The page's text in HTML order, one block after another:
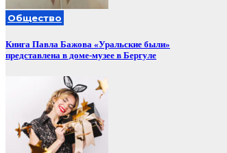
Общество
Книга Павла Бажова «Уральские были»
представлена в доме-музее в Бергуле